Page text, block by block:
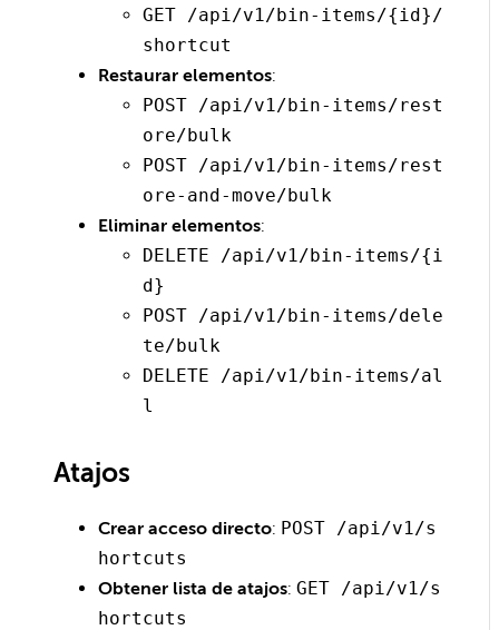
GET /api/v1/bin-items/{id}/
shortcut
Restaurar elementos:
POST /api/v1/bin-items/rest
ore/bulk
POST /api/v1/bin-items/rest
ore-and-move/bulk
Eliminar elementos:
DELETE /api/v1/bin-items/{i
d}
POST /api/v1/bin-items/dele
te/bulk
DELETE /api/v1/bin-items/al
l
Atajos
Crear acceso directo: POST /api/v1/s
hortcuts
Obtener lista de atajos: GET /api/v1/s
hortcuts